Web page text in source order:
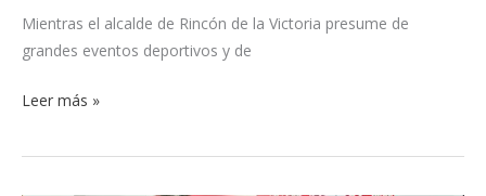
Mientras el alcalde de Rincón de la Victoria presume de
grandes eventos deportivos y de
Leer más »